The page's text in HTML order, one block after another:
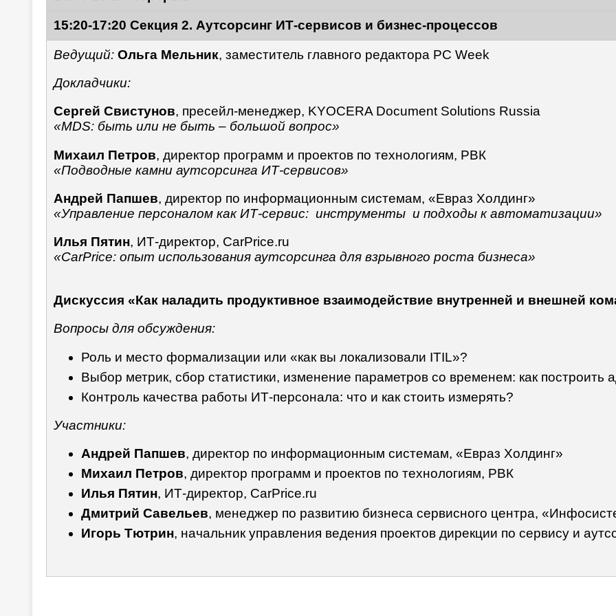
15:20-17:20 Секция 2. Аутсорсинг ИТ-сервисов и бизнес-процессов
Ведущий: Ольга Мельник, заместитель главного редактора PC Week
Докладчики:
Сергей Свистунов, пресейл-менеджер, KYOCERA Document Solutions Russia
«MDS: быть или не быть – большой вопрос»
Михаил Петров, директор программ и проектов по технологиям, РВК
«Подводные камни аутсорсинга ИТ-сервисов»
Андрей Папшев, директор по информационным системам, «Евраз Холдинг»
«Управление персоналом как ИТ-сервис: инструменты и подходы к автоматизации»
Илья Пятин, ИТ-директор, CarPrice.ru
«CarPrice: опыт использования аутсорсинга для взрывного роста бизнеса»
Дискуссия «Как наладить продуктивное взаимодействие внутренней и внешней
Вопросы для обсуждения:
Роль и место формализации или «как вы локализовали ITIL»?
Выбор метрик, сбор статистики, изменение параметров со временем: как построить
Контроль качества работы ИТ-персонала: что и как стоить измерять?
Участники:
Андрей Папшев, директор по информационным системам, «Евраз Холдинг»
Михаил Петров, директор программ и проектов по технологиям, РВК
Илья Пятин, ИТ-директор, CarPrice.ru
Дмитрий Савельев, менеджер по развитию бизнеса сервисного центра,
Игорь Тютрин, начальник управления ведения проектов дирекции по сервису и